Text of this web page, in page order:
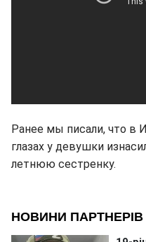
Ранее мы писали, что в
глазах у девушки
летнюю сестренку.